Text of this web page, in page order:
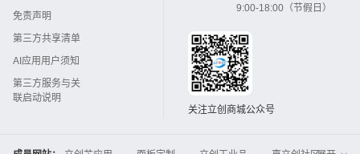
免责声明
第三方共享清单
AI应用用户须知
第三方服务与关
联启动说明
9:00-18:00（节假日）
关注立创商城公众号